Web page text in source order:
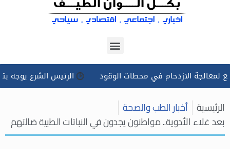
الازدحام في محطات الوقود الرئيس الشرع يوجه بتسخير
الرئيسية أخبار الطب والصحة
بعد غلاء الأدوية.. مواطنون يجدون في النباتات الطبية ضالتهم